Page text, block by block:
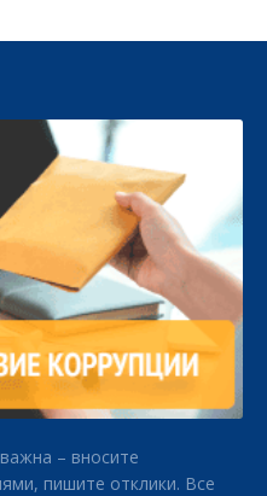
– вносите
пишите отклики. Все